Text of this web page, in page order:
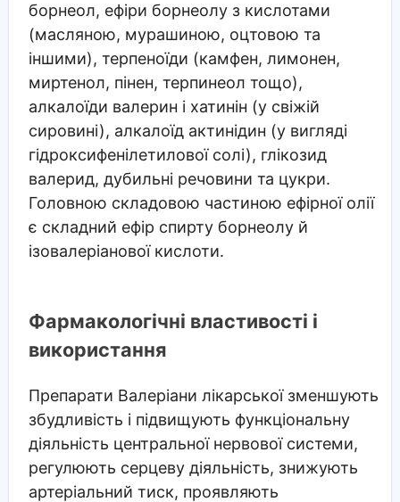
борнеол, ефіри борнеолу з кислотами
(масляною, мурашиною, оцтовою та
іншими), терпеноїди (камфен, лимонен,
миртенол, пінен, терпинеол тощо),
алкалоїди валерин і хатинін (у свіжій
сировині), алкалоїд актинідин (у вигляді
гідроксифенілетилової солі), глікозид
валерид, дубильні речовини та цукри.
Головною складовою частиною ефірної олії
є складний ефір спирту борнеолу й
ізовалеріанової кислоти.
Фармакологічні властивості і
використання
Препарати Валеріани лікарської зменшують
збудливість і підвищують функціональну
діяльність центральної нервової системи,
регулюють серцеву діяльність, знижують
артеріальний тиск, проявляють